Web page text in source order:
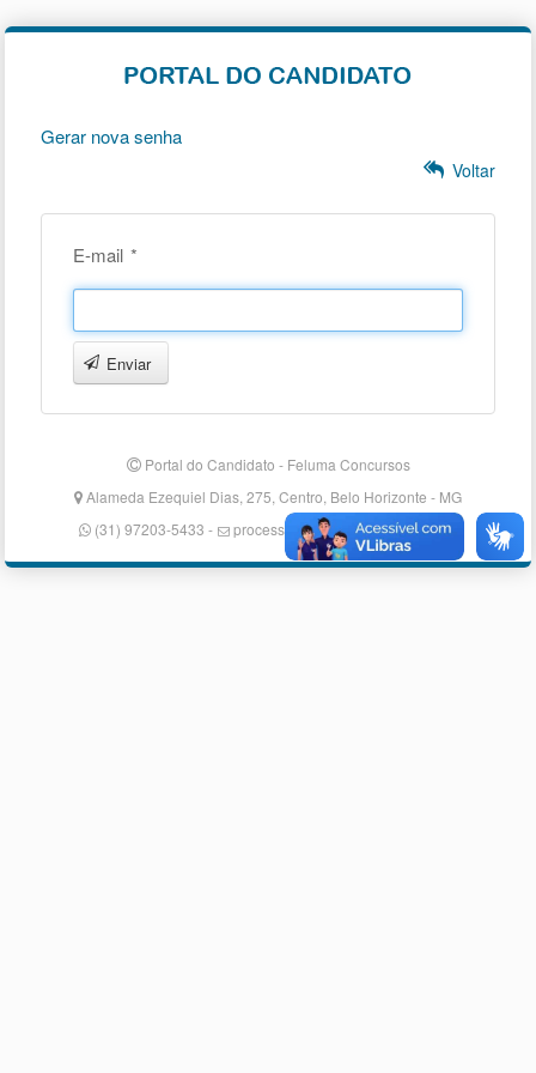
Gerar nova senha
Voltar
E-mail *
Enviar
Portal do Candidato - Feluma Concursos
Alameda Ezequiel Dias, 275, Centro, Belo Horizonte - MG
(31) 97203-5433 -
processosseletivos@feluma.org.br